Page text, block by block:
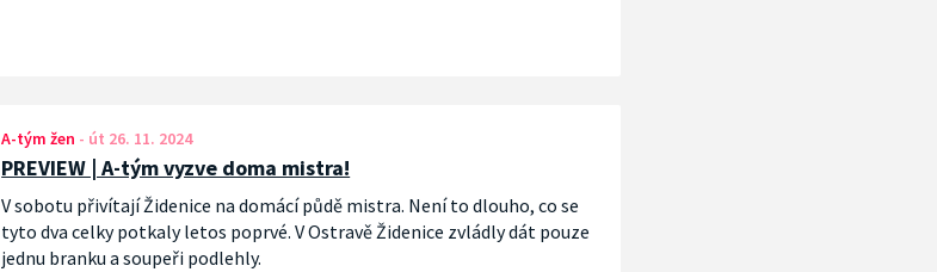
A-tým žen - út 26. 11. 2024
PREVIEW | A-tým vyzve doma mistra!
V sobotu přivítají Židenice na domácí půdě mistra. Není to dlouho, co se
tyto dva celky potkaly letos poprvé. V Ostravě Židenice zvládly dát pouze
jednu branku a soupeři podlehly.